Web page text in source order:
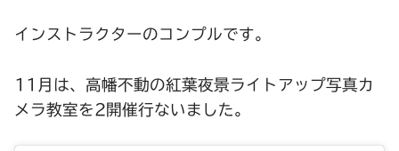
インストラクターのコンプルです。
11月は、高幡不動の紅葉夜景ライトアップ写真カ
メラ教室を2開催行ないました。